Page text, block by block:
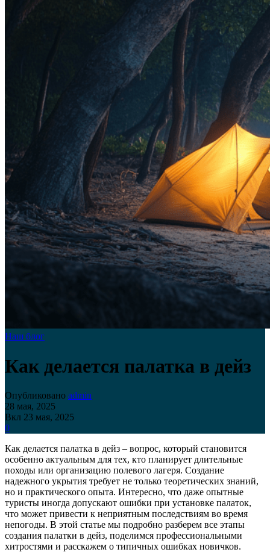
Наш блог
Как делается палатка в дейз
Опубликовано admin
28 мая, 2025
Вкл 23 мая, 2025
0
Как делается палатка в дейз – вопрос, который становится
особенно актуальным для тех, кто планирует длительные
походы или организацию полевого лагеря. Создание
надежного укрытия требует не только теоретических знаний,
но и практического опыта. Интересно, что даже опытные
туристы иногда допускают ошибки при установке палаток,
что может привести к неприятным последствиям во время
непогоды. В этой статье мы подробно разберем все этапы
создания палатки в дейз, поделимся профессиональными
хитростями и расскажем о типичных ошибках новичков.